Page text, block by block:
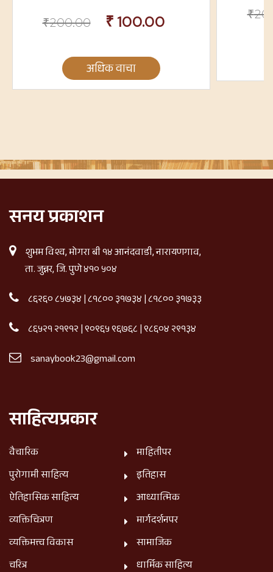
₹200.00 ₹ 100.00
अधिक वाचा
₹
सनय प्रकाशन
शुभम विश्व, मोगरा बी १४ आनंदवाडी, नारायणगाव,
ता. जुन्नर, जि. पुणे ४१० ५०४
८६२६० ८५७३४|८१८०० ३१७३४|८१८०० ३१७३३
८६५२१ २१९१२|९०९६५ ९६७६८|९८६०४ २९१३४
sanaybook23@gmail.com
साहित्यप्रकार
वैचारिक
पुरोगामी साहित्य
ऐतिहासिक साहित्य
व्यक्तिचित्रण
व्यक्तिमत्त्व विकास
चरित्र
माहितीपर
इतिहास
आध्यात्मिक
मार्गदर्शनपर
सामाजिक
धार्मिक साहित्य